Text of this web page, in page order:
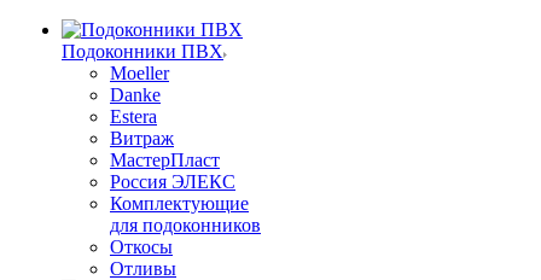
Подоконники ПВХ
Moeller
Danke
Estera
Витраж
МастерПласт
Россия ЭЛЕКС
Комплектующие
для подоконников
Откосы
Отливы